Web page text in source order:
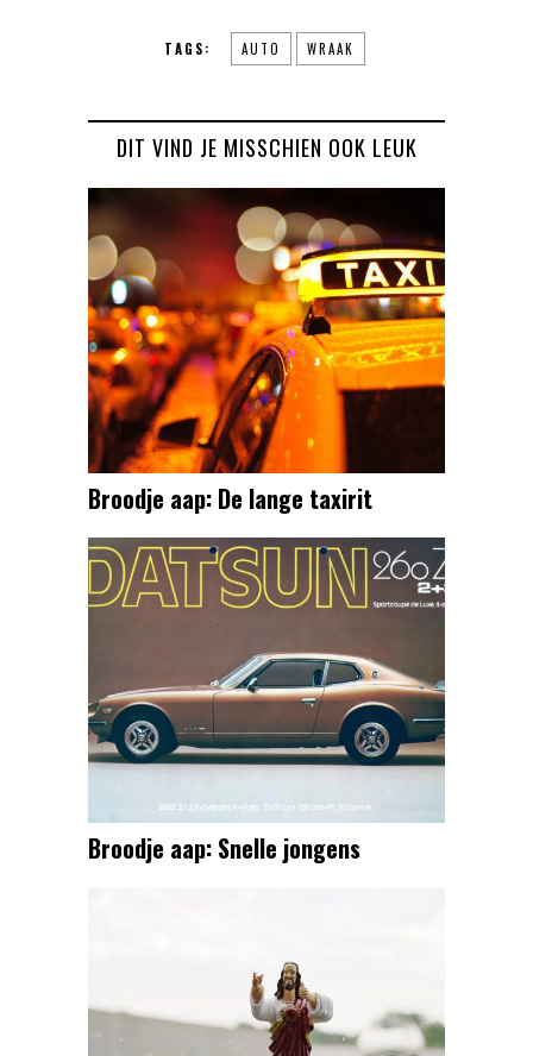
TAGS: AUTO WRAAK
DIT VIND JE MISSCHIEN OOK LEUK
Broodje aap: De lange taxirit
Broodje aap: Snelle jongens